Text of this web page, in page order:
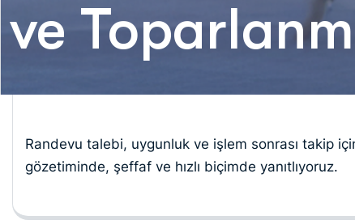
ve
Randevu talebi, uygunluk ve işlem sonrası takip
gözetiminde, şeffaf ve hızlı biçimde yanıtlıyoruz.